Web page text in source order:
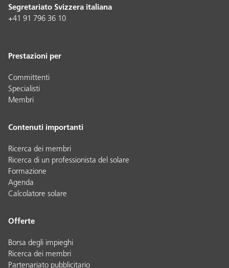
Segretariato Svizzera italiana
+41 91 796 36 10
Prestazioni per
Committenti
Specialisti
Membri
Contenuti importanti
Ricerca dei membri
Ricerca di un professionista del solare
Formazione
Agenda
Calcolatore solare
Offerte
Borsa degli impieghi
Ricerca dei membri
Partenariato pubblicitario